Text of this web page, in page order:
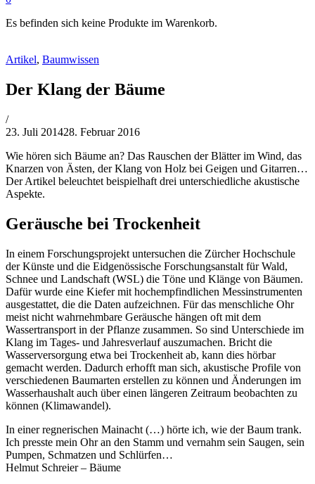
Es befinden sich keine Produkte im Warenkorb.
Artikel, Baumwissen
Der Klang der Bäume
von
Philipp
/
23. Juli 201428. Februar 2016
Wie hören sich Bäume an? Das Rauschen der Blätter im Wind, das
Knarzen von Ästen, der Klang von Holz bei Geigen und Gitarren…
Der Artikel beleuchtet beispielhaft drei unterschiedliche akustische
Aspekte.
Geräusche bei Trockenheit
In einem Forschungsprojekt untersuchen die Zürcher Hochschule
der Künste und die Eidgenössische Forschungsanstalt für Wald,
Schnee und Landschaft (WSL) die Töne und Klänge von Bäumen.
Dafür wurde eine Kiefer mit hochempfindlichen Messinstrumenten
ausgestattet, die die Daten aufzeichnen. Für das menschliche Ohr
meist nicht wahrnehmbare Geräusche hängen oft mit dem
Wassertransport in der Pflanze zusammen. So sind Unterschiede im
Klang im Tages- und Jahresverlauf auszumachen. Bricht die
Wasserversorgung etwa bei Trockenheit ab, kann dies hörbar
gemacht werden. Dadurch erhofft man sich, akustische Profile von
verschiedenen Baumarten erstellen zu können und Änderungen im
Wasserhaushalt auch über einen längeren Zeitraum beobachten zu
können (Klimawandel).
In einer regnerischen Mainacht (…) hörte ich, wie der Baum trank.
Ich presste mein Ohr an den Stamm und vernahm sein Saugen, sein
Pumpen, Schmatzen und Schlürfen…
Helmut Schreier – Bäume